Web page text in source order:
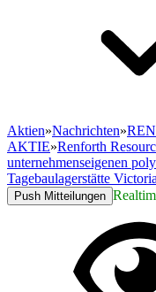
Aktien»Nachrichten»
AKTIE»Renforth
unternehmenseigenen
Tagebaulagerstätte
Push Mitteilungen